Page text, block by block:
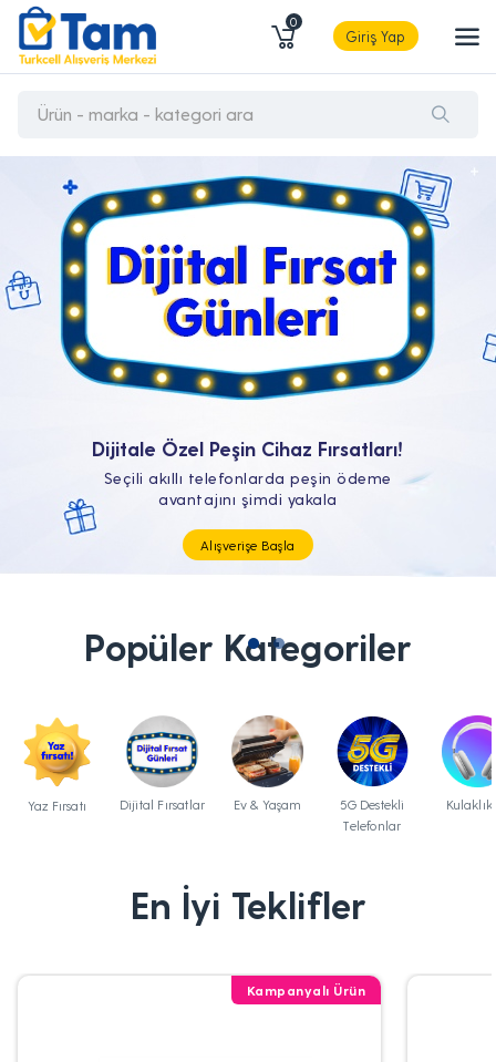
0
Giriş Yap
Tüm Teknolojik İhtiyaçların Tam'da
Popüler Kategoriler
Yaz Fırsatı Dijital Fırsatlar Ev & Yaşam
5G Destekli
Telefonlar
En İyi Teklifler
Kampanyalı Ürün